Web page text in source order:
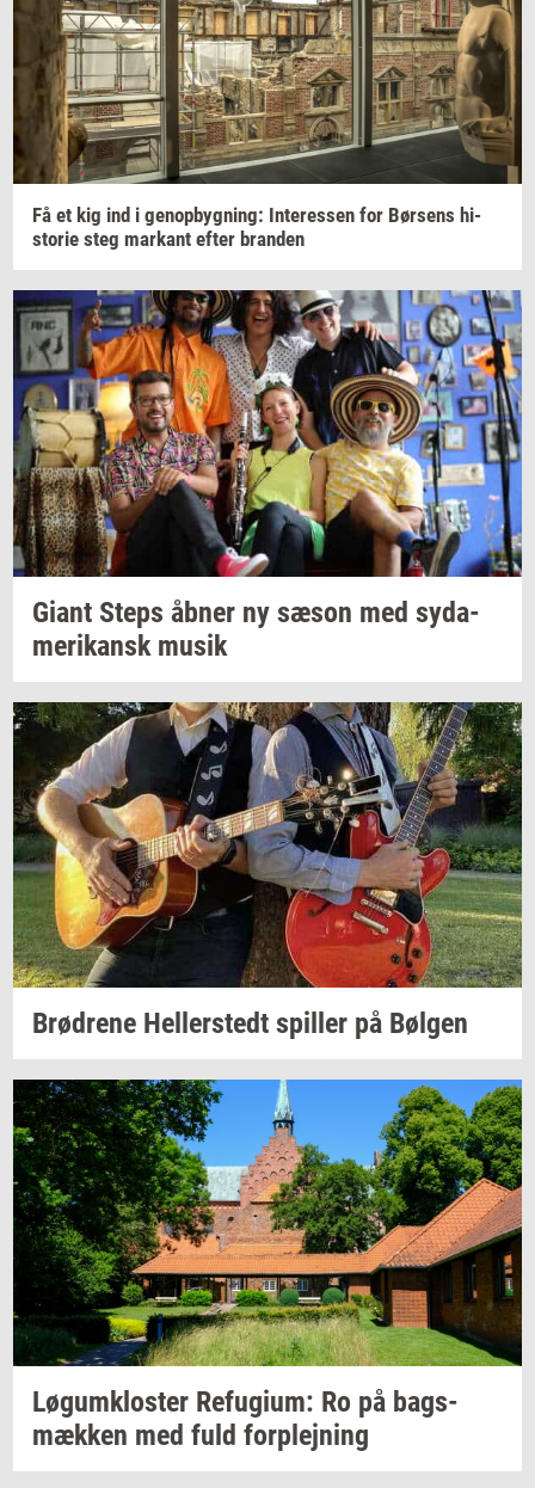
Få et kig ind i genop­byg­ning: In­ter­es­sen for Bør­sens hi­
sto­rie steg mar­kant efter bran­den
Giant Steps åbner ny sæson med sy­da­
me­ri­kansk musik
Brød­re­ne Hel­ler­stedt spil­ler på Bøl­gen
Løgum­klo­ster Re­fu­gi­um: Ro på bags­
mæk­ken med fuld for­plej­ning